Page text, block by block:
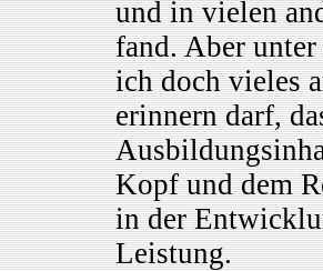
und in vielen
fand. Aber
ich doch vieles
erinnern darf,
Kopf und dem
in der
Leistung.